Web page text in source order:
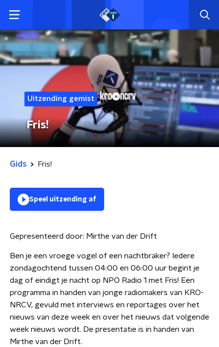
Uitzending gemist
Fris!
Gids Fris!
Speel uitzending af
Gepresenteerd door: Mirthe van der Drift
Ben je een vroege vogel of een nachtbraker? Iedere
zondagochtend tussen 04:00 en 06:00 uur begint je
dag of eindigt je nacht op NPO Radio 1 met Fris! Een
programma in handen van jonge radiomakers van KRO-
NRCV, gevuld met interviews en reportages over het
nieuws van deze week en over het nieuws dat volgende
week nieuws wordt. De presentatie is in handen van
Mirthe van der Drift.